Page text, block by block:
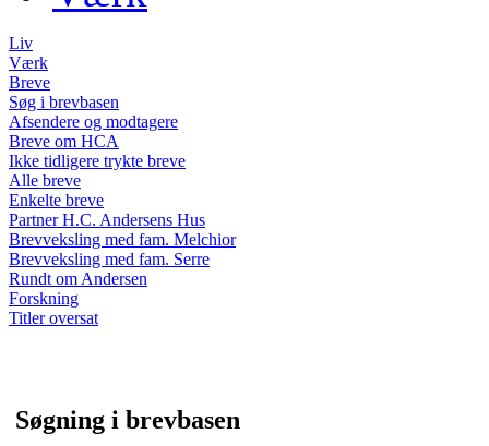
Liv
Værk
Breve
Søg i brevbasen
Afsendere og modtagere
Breve om HCA
Ikke tidligere trykte breve
Alle breve
Enkelte breve
Partner H.C. Andersens Hus
Brevveksling med fam. Melchior
Brevveksling med fam. Serre
Rundt om Andersen
Forskning
Titler oversat
Søgning i brevbasen